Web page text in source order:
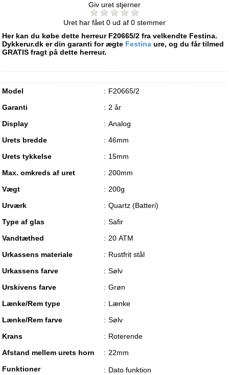
Giv uret stjerner
Uret har fået 0 ud af 0 stemmer
Her kan du købe dette herreur F20665/2 fra velkendte Festina.
Dykkerur.dk er din garanti for ægte Festina ure, og du får tilmed
GRATIS fragt på dette herreur.
Model
F20665/2
Garanti
2 år
Display
Analog
Urets bredde
46mm
Urets tykkelse
15mm
Max. omkreds af uret
200mm
Vægt
200g
Urværk
Quartz (Batteri)
Type af glas
Safir
Vandtæthed
20 ATM
Urkassens materiale
Rustfrit stål
Urkassens farve
Sølv
Urskivens farve
Grøn
Lænke/Rem type
Lænke
Lænke/Rem farve
Sølv
Krans
Roterende
Afstand mellem urets horn
22mm
Funktioner
Dato funktion